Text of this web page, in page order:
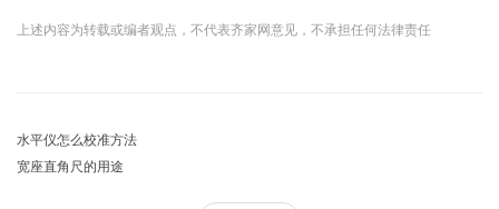
上述内容为转载或编者观点，不代表齐家网意见，不承担任何法律责任
水平仪怎么校准方法
宽座直角尺的用途